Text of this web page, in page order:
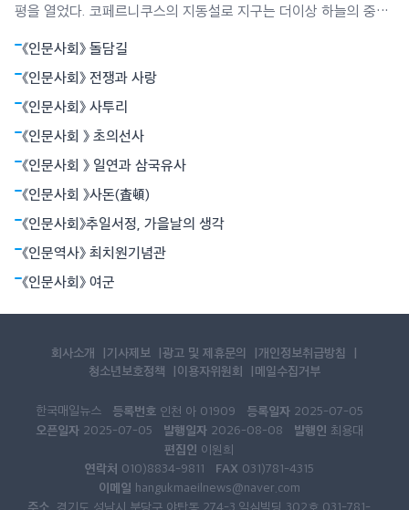
평을 열었다. 코페르니쿠스의 지동설로 지구는 더이상 하늘의 중심
의해 빚어지는 현상임을 밝혔다. 뉴턴역학은 하늘과 지상을 함께 아
울렀다. 아인슈타인의 상대성원리는 시간과 공간의 상대성, 휘어진
공간개념으로서의 중력 등 혁명적
《인문사회》 돌담길
《인문사회》 전쟁과 사랑
《인문사회》 사투리
《인문사회 》 초의선사
《인문사회 》 일연과 삼국유사
《인문사회 》사돈(査頓)
《인문사회》추일서정, 가을날의 생각
《인문역사》 최치원기념관
《인문사회》 여군
회사소개 기사제보 광고 및 제휴문의
개인정보취급방침
청소년보호정책
이용자위원회 메일수집거부
한국매일뉴스 등록번호 인천 아 01909 등록일자 2025-07-05
오픈일자 2025-07-05 발행일자 2026-08-08 발행인 최용대
편집인 이원희
연락처 010)8834-9811 FAX 031)781-4315
이메일 hangukmaeilnews@naver.com
주소 경기도 성남시 분당구 야탑동 274-3.일심빌딩 302호 031-781-